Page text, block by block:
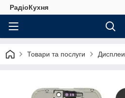
РадіоКухня
Товари та послуги Дисплеи